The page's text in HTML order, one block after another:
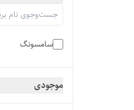
سامسونگ
موجودی